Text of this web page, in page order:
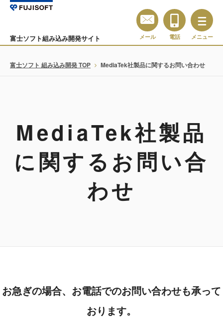
富士ソフト組み込み開発サイト メール 電話 メニュー
富士ソフト 組み込み開発 TOP MediaTek社製品に関するお問い合わせ
MediaTek社製品
に関するお問い合
わせ
お急ぎの場合、お電話でのお問い合わせも承って
おります。